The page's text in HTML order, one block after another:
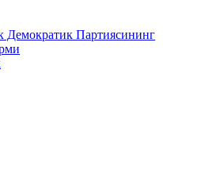
Демократик Партиясининг